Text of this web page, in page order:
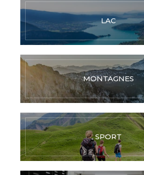
LAC
MONTAGNES
SPORT